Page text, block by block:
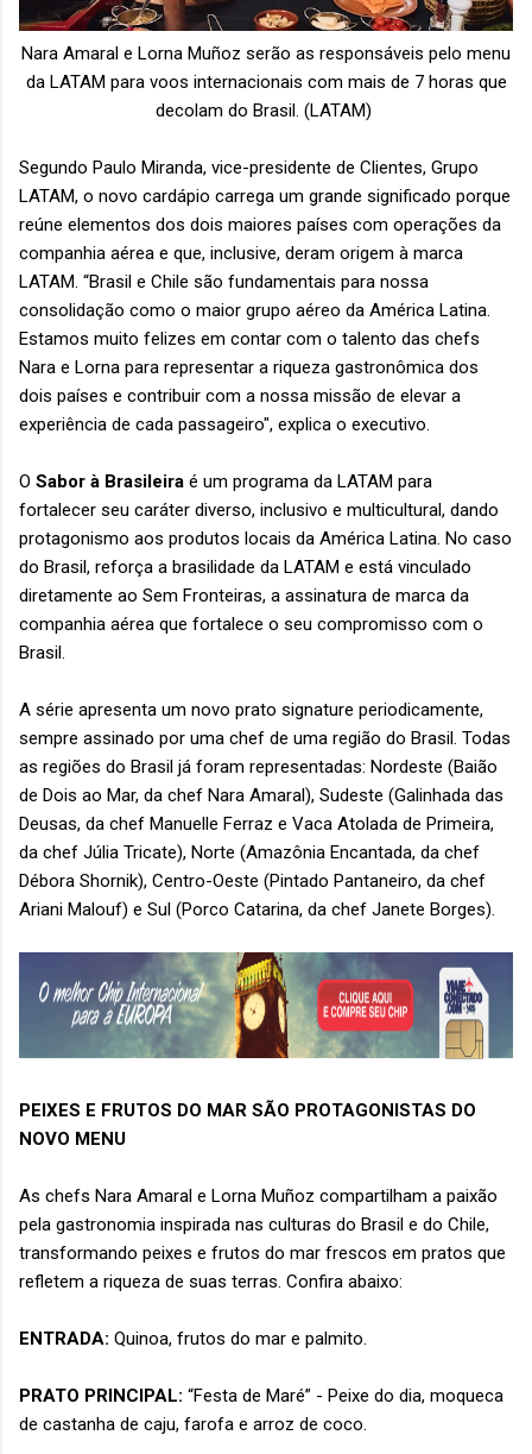
Nara Amaral e Lorna Muñoz serão as responsáveis pelo menu
da LATAM para voos internacionais com mais de 7 horas que
decolam do Brasil. (LATAM)
Segundo Paulo Miranda, vice-presidente de Clientes, Grupo
LATAM, o novo cardápio carrega um grande significado porque
reúne elementos dos dois maiores países com operações da
companhia aérea e que, inclusive, deram origem à marca
LATAM. “Brasil e Chile são fundamentais para nossa
consolidação como o maior grupo aéreo da América Latina.
Estamos muito felizes em contar com o talento das chefs
Nara e Lorna para representar a riqueza gastronômica dos
dois países e contribuir com a nossa missão de elevar a
experiência de cada passageiro", explica o executivo.
O Sabor à Brasileira é um programa da LATAM para
fortalecer seu caráter diverso, inclusivo e multicultural, dando
protagonismo aos produtos locais da América Latina. No caso
do Brasil, reforça a brasilidade da LATAM e está vinculado
diretamente ao Sem Fronteiras, a assinatura de marca da
companhia aérea que fortalece o seu compromisso com o
Brasil.
A série apresenta um novo prato signature periodicamente,
sempre assinado por uma chef de uma região do Brasil. Todas
as regiões do Brasil já foram representadas: Nordeste (Baião
de Dois ao Mar, da chef Nara Amaral), Sudeste (Galinhada das
Deusas, da chef Manuelle Ferraz e Vaca Atolada de Primeira,
da chef Júlia Tricate), Norte (Amazônia Encantada, da chef
Débora Shornik), Centro-Oeste (Pintado Pantaneiro, da chef
Ariani Malouf) e Sul (Porco Catarina, da chef Janete Borges).
PEIXES E FRUTOS DO MAR SÃO PROTAGONISTAS DO
NOVO MENU
As chefs Nara Amaral e Lorna Muñoz compartilham a paixão
pela gastronomia inspirada nas culturas do Brasil e do Chile,
transformando peixes e frutos do mar frescos em pratos que
refletem a riqueza de suas terras. Confira abaixo:
ENTRADA: Quinoa, frutos do mar e palmito.
PRATO PRINCIPAL: “Festa de Maré” - Peixe do dia, moqueca
de castanha de caju, farofa e arroz de coco.